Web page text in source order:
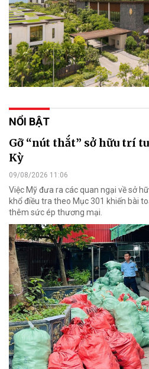
NỔI BẬT
Gỡ “nút thắt” sở hữu trí
Kỳ
09/08/2026 11:06
Việc Mỹ đưa ra các quan ngại về sở
khổ điều tra theo Mục 301 khiến bài
thêm sức ép thương mại.